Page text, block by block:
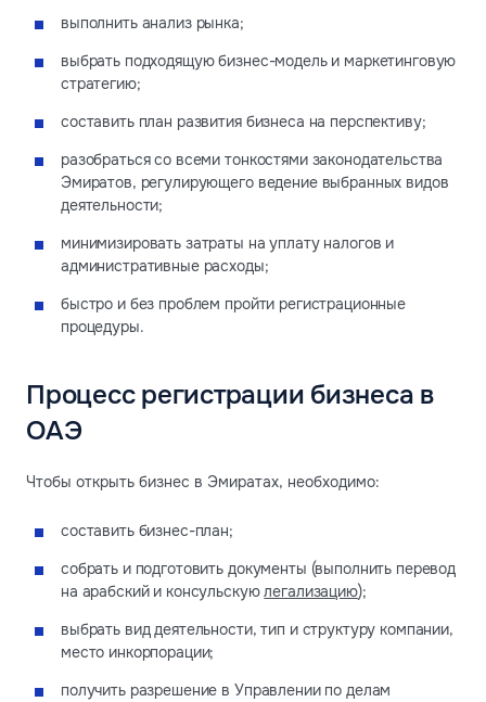
выполнить анализ рынка;
выбрать подходящую бизнес-модель и маркетинговую
стратегию;
составить план развития бизнеса на перспективу;
разобраться со всеми тонкостями законодательства
Эмиратов, регулирующего ведение выбранных видов
деятельности;
минимизировать затраты на уплату налогов и
административные расходы;
быстро и без проблем пройти регистрационные
процедуры.
Процесс регистрации бизнеса в
ОАЭ
Чтобы открыть бизнес в Эмиратах, необходимо:
составить бизнес-план;
собрать и подготовить документы (выполнить перевод
на арабский и консульскуюлегализацию);
выбрать вид деятельности, тип и структуру компании,
место инкорпорации;
получить разрешение в Управлении по делам